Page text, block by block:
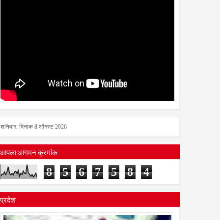
शनिवार, दिनांक 8 ऑगस्ट 2026
आपला आगमन क्रमांक
8 5 6 7 5 8 4
प्रदेश